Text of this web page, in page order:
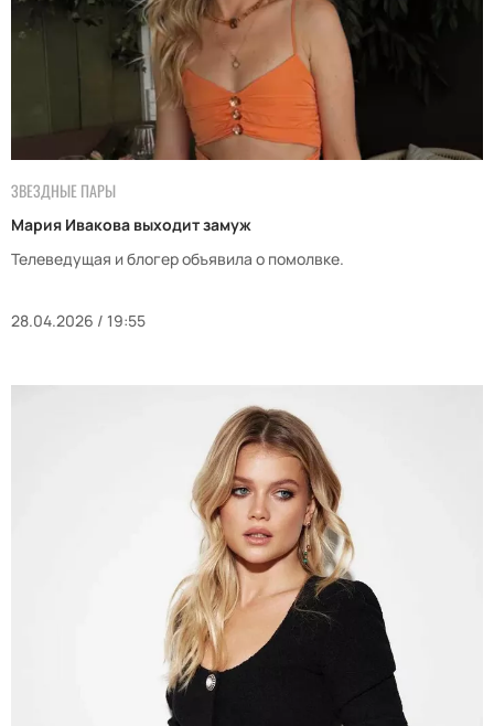
ЗВЕЗДНЫЕ ПАРЫ
Мария Ивакова выходит замуж
Телеведущая и блогер объявила о помолвке.
28.04.2026 / 19:55